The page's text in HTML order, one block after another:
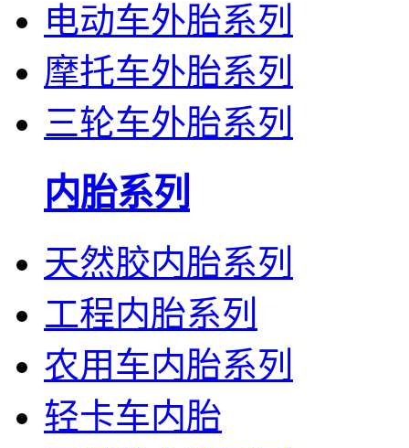
电动车外胎系列
摩托车外胎系列
三轮车外胎系列
内胎系列
天然胶内胎系列
工程内胎系列
农用车内胎系列
轻卡车内胎